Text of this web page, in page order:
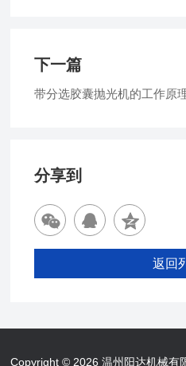
下一篇
带分选胶囊抛光机的工作原
分享到
返回
Copyright © 2026 温州阳达机械